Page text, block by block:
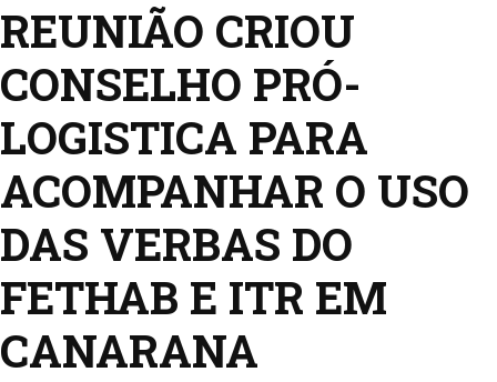
REUNIÃO CRIOU
CONSELHO PRÓ-
LOGISTICA PARA
ACOMPANHAR O USO
DAS VERBAS DO
FETHAB E ITR EM
CANARANA